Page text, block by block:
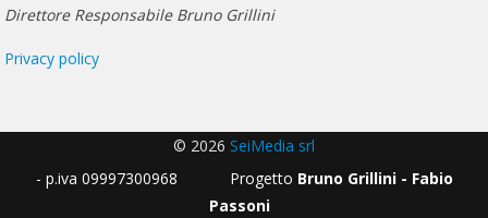
Direttore Responsabile Bruno Grillini
Privacy policy
© 2026 SeiMedia srl
- p.iva 09997300968 Progetto Bruno Grillini - Fabio
Passoni